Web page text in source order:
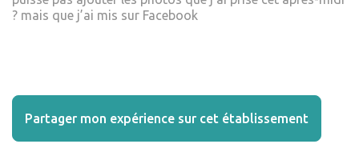
? mais que j’ai mis sur Facebook
Partager mon expérience sur cet établissement